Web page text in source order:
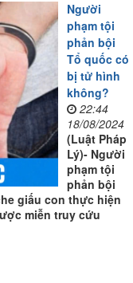
Người
phạm tội
phản bội
Tổ quốc có
bị tử hình
không?
22:44
18/08/2024
(Luật Pháp
Lý)- Người
phạm tội
phản bội
giấu con thực hiện
miễn truy cứu